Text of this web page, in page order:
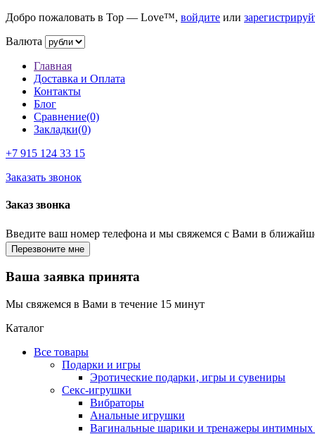
Добро пожаловать в Top — Love™, войдите или
Валюта
Главная
Доставка и Оплата
Контакты
Блог
Сравнение(0)
Закладки(0)
+7 915 124 33 15
Заказать звонок
Заказ звонка
Введите ваш номер телефона и мы свяжемся с Вами в
Ваша заявка принята
Мы свяжемся в Вами в течение 15 минут
Каталог
Все товары
Подарки и игры
Эротические подарки‚ игры и сувениры
Секс-игрушки
Вибраторы
Анальные игрушки
Вагинальные шарики и тренажеры